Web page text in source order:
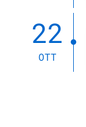
22
OTT